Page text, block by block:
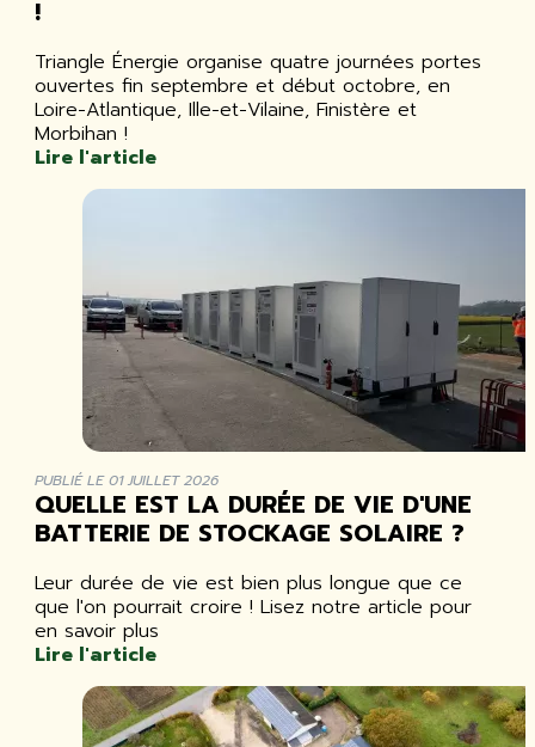
!
Triangle Énergie organise quatre journées portes
ouvertes fin septembre et début octobre, en
Loire-Atlantique, Ille-et-Vilaine, Finistère et
Morbihan !
Lire l'article
PUBLIÉ LE 01 JUILLET 2026
QUELLE EST LA DURÉE DE VIE D'UNE
BATTERIE DE STOCKAGE SOLAIRE ?
Leur durée de vie est bien plus longue que ce
que l'on pourrait croire ! Lisez notre article pour
en savoir plus
Lire l'article